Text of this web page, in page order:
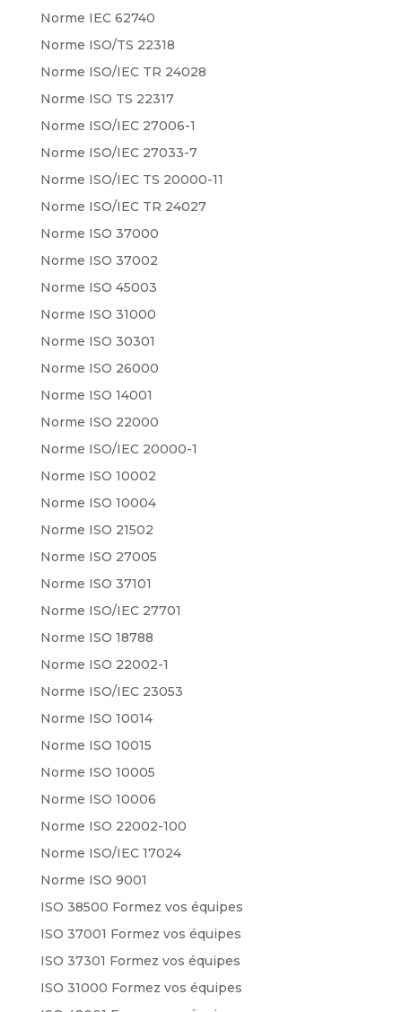
Norme IEC 62740
Norme ISO/TS 22318
Norme ISO/IEC TR 24028
Norme ISO TS 22317
Norme ISO/IEC 27006-1
Norme ISO/IEC 27033-7
Norme ISO/IEC TS 20000-11
Norme ISO/IEC TR 24027
Norme ISO 37000
Norme ISO 37002
Norme ISO 45003
Norme ISO 31000
Norme ISO 30301
Norme ISO 26000
Norme ISO 14001
Norme ISO 22000
Norme ISO/IEC 20000-1
Norme ISO 10002
Norme ISO 10004
Norme ISO 21502
Norme ISO 27005
Norme ISO 37101
Norme ISO/IEC 27701
Norme ISO 18788
Norme ISO 22002-1
Norme ISO/IEC 23053
Norme ISO 10014
Norme ISO 10015
Norme ISO 10005
Norme ISO 10006
Norme ISO 22002-100
Norme ISO/IEC 17024
Norme ISO 9001
ISO 38500 Formez vos équipes
ISO 37001 Formez vos équipes
ISO 37301 Formez vos équipes
ISO 31000 Formez vos équipes